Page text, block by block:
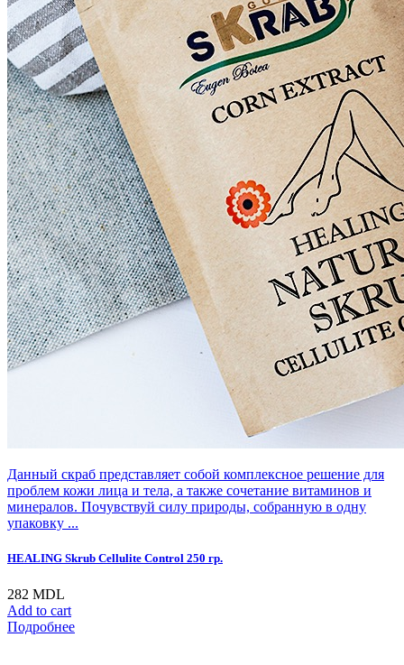
Данный скраб представляет собой комплексное решение для
проблем кожи лица и тела, а также сочетание витаминов и
минералов. Почувствуй силу природы, собранную в одну
упаковку ...
HEALING Skrub Cellulite Control 250 гр.
282 MDL
Add to cart
Подробнее